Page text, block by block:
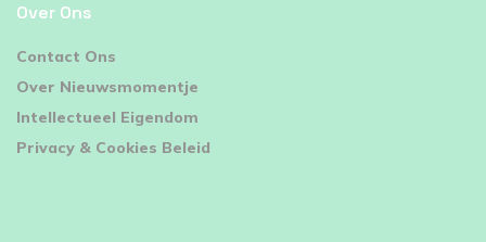
Over Ons
Contact Ons
Over Nieuwsmomentje
Intellectueel Eigendom
Privacy & Cookies Beleid